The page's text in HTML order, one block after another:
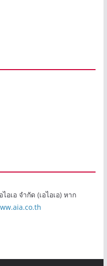
เอ จำกัด (เอไอเอ) หาก